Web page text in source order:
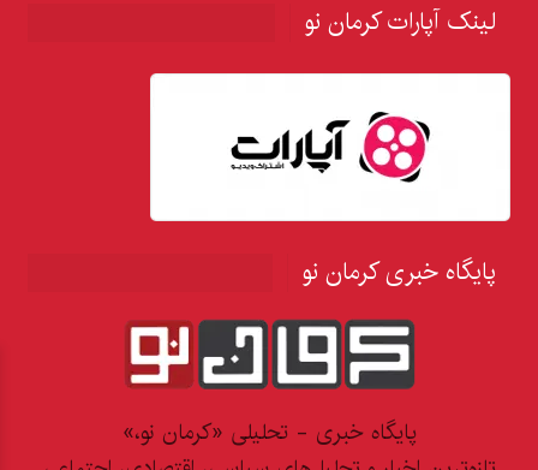
لینک آپارات کرمان نو
پایگاه خبری کرمان نو
پایگاه خبری - تحلیلی «کرمان نو،»